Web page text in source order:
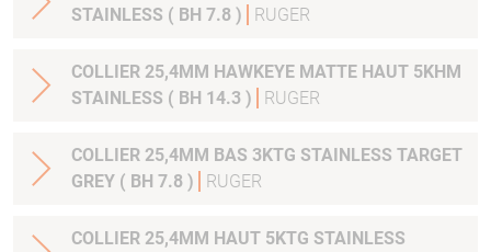
STAINLESS ( BH 7.8 )
RUGER
COLLIER 25,4MM HAWKEYE MATTE HAUT 5KHM
STAINLESS ( BH 14.3 )
RUGER
COLLIER 25,4MM BAS 3KTG STAINLESS TARGET
GREY ( BH 7.8 )
RUGER
COLLIER 25,4MM HAUT 5KTG STAINLESS